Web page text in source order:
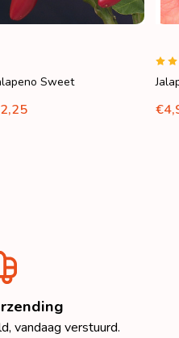
Sweet
vandaag verstuurd.